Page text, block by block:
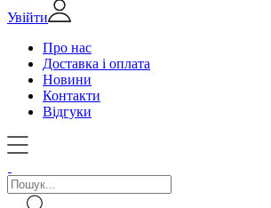
Увійти
Про нас
Доставка і оплата
Новини
Контакти
Відгуки